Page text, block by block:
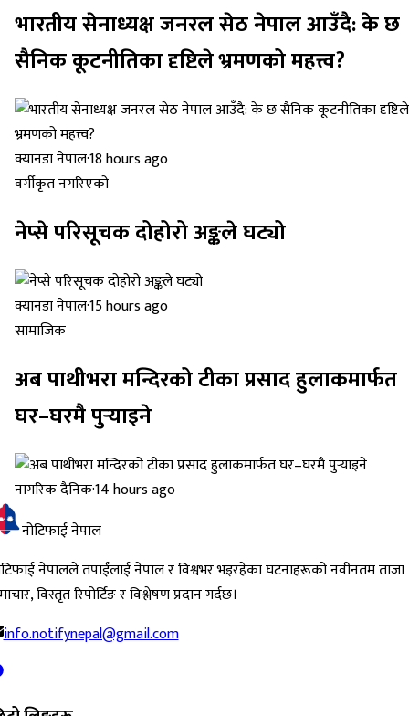
भारतीय सेनाध्यक्ष जनरल सेठ नेपाल आउँदै: के छ
सैनिक कूटनीतिका दृष्टिले भ्रमणको महत्त्व?
क्यानडा नेपाल·18 hours ago
वर्गीकृत नगरिएको
नेप्से परिसूचक दोहोरो अङ्कले घट्यो
क्यानडा नेपाल·15 hours ago
सामाजिक
अब पाथीभरा मन्दिरको टीका प्रसाद हुलाकमार्फत
घर–घरमै पुर्‍याइने
नागरिक दैनिक·14 hours ago
नोटिफाई नेपाल
नेपालले तपाईंलाई नेपाल र विश्वभर भइरहेका घटनाहरूको नवीनतम ताजा
विस्तृत रिपोर्टिङ र विश्लेषण प्रदान गर्दछ।
info.notifynepal@gmail.com